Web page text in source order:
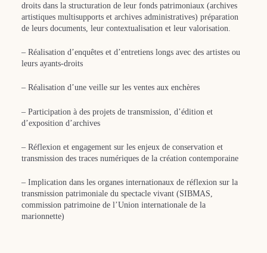
droits dans la structuration de leur fonds patrimoniaux (archives
artistiques multisupports et archives administratives) préparation
de leurs documents, leur contextualisation et leur valorisation.
– Réalisation d’enquêtes et d’entretiens longs avec des artistes ou
leurs ayants-droits
– Réalisation d’une veille sur les ventes aux enchères
– Participation à des projets de transmission, d’édition et
d’exposition d’archives
– Réflexion et engagement sur les enjeux de conservation et
transmission des traces numériques de la création contemporaine
– Implication dans les organes internationaux de réflexion sur la
transmission patrimoniale du spectacle vivant (SIBMAS,
commission patrimoine de l’Union internationale de la
marionnette)